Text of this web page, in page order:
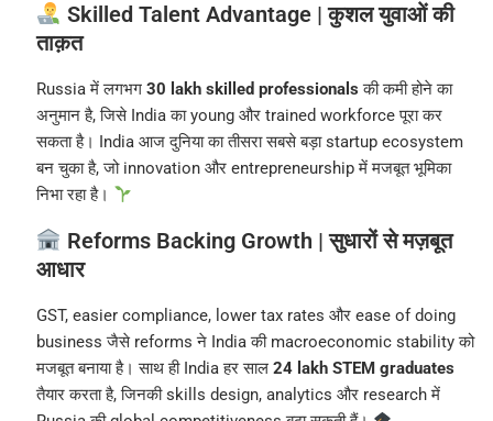
Skilled Talent Advantage | कुशल युवाओं की
ताक़त
Russia में लगभग 30 lakh skilled professionals की कमी होने का
अनुमान है, जिसे India का young और trained workforce पूरा कर
सकता है। India आज दुनिया का तीसरा सबसे बड़ा startup ecosystem
बन चुका है, जो innovation और entrepreneurship में मजबूत भूमिका
निभा रहा है।
Reforms Backing Growth | सुधारों से मज़बूत
आधार
GST, easier compliance, lower tax rates और ease of doing
business जैसे reforms ने India की macroeconomic stability को
मजबूत बनाया है। साथ ही India हर साल 24 lakh STEM graduates
तैयार करता है, जिनकी skills design, analytics और research में